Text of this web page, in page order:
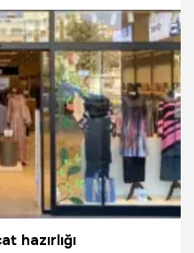
dağıtıyor.
hazırlığı